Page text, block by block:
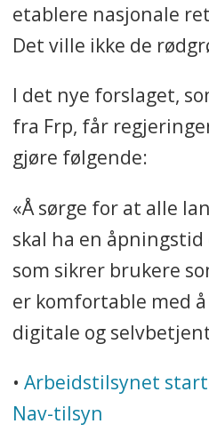
etablere nasjonale
Det ville ikke de
I det nye forslaget,
fra Frp, får
gjøre følgende:
«Å sørge for at alle
skal ha en
som sikrer brukere
er komfortable med
digitale og
• Arbeidstilsynet
Nav-tilsyn